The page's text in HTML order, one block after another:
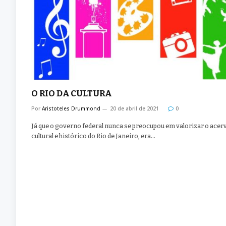
O RIO DA CULTURA
Por Aristoteles Drummond 20 de abril de 2021 0
Já que o governo federal nunca se preocupou em valorizar o
cultural e histórico do Rio de Janeiro, era…